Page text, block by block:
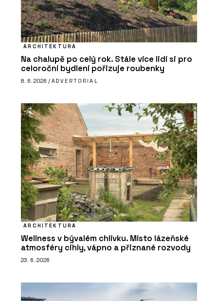
ARCHITEKTURA
Na chalupě po celý rok. Stále více lidí si pro
celoroční bydlení pořizuje roubenky
8. 6. 2026 / ADVERTORIAL
ARCHITEKTURA
Wellness v bývalém chlívku. Místo lázeňské
atmosféry cihly, vápno a přiznané rozvody
23. 6. 2026